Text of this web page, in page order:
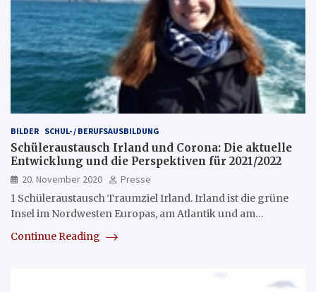
BILDER SCHUL- / BERUFSAUSBILDUNG
Schüleraustausch Irland und Corona: Die aktuelle
Entwicklung und die Perspektiven für 2021/2022
20. November 2020
Presse
1 Schüleraustausch Traumziel Irland. Irland ist die grüne
Insel im Nordwesten Europas, am Atlantik und am…
Continue Reading